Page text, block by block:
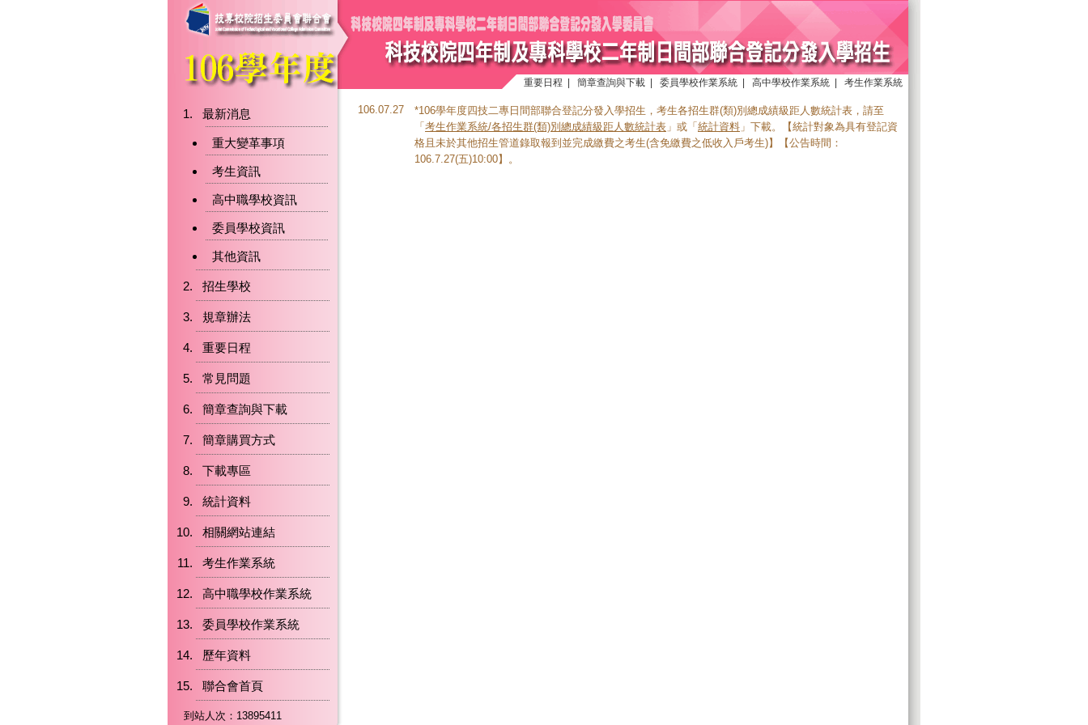
重要日程 簡章查詢與下載 委員學校作業系統 高中學校作業系統 考生作業系統
最新消息
重大變革事項
考生資訊
高中職學校資訊
委員學校資訊
其他資訊
招生學校
規章辦法
重要日程
常見問題
簡章查詢與下載
簡章購買方式
下載專區
統計資料
相關網站連結
考生作業系統
高中職學校作業系統
委員學校作業系統
歷年資料
聯合會首頁
到站人次：13895411
106.07.27
*106學年度四技二專日間部聯合登記分發入學招生，考生各招生群(類)別總成績級距人數統計表，請至
「 考生作業系統/各招生群(類)別總成績級距人數統計表 」或「 統計資料 」下載。【統計對象為具有登記資
格且未於其他招生管道錄取報到並完成繳費之考生(含免繳費之低收入戶考生)】【公告時間：
106.7.27(五)10:00】。